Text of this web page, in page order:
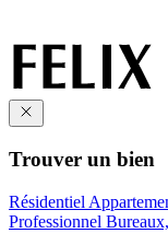
Trouver un bien
Résidentiel
Professionnel